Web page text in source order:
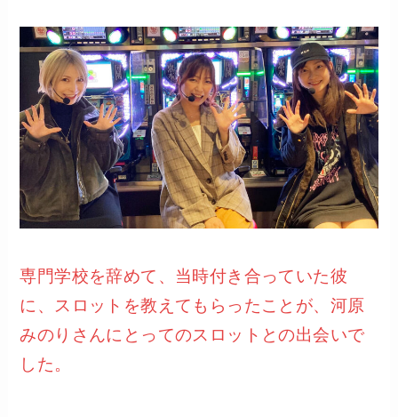
専門学校を辞めて、当時付き合っていた彼
に、スロットを教えてもらったことが、河原
みのりさんにとってのスロットとの出会いで
した。